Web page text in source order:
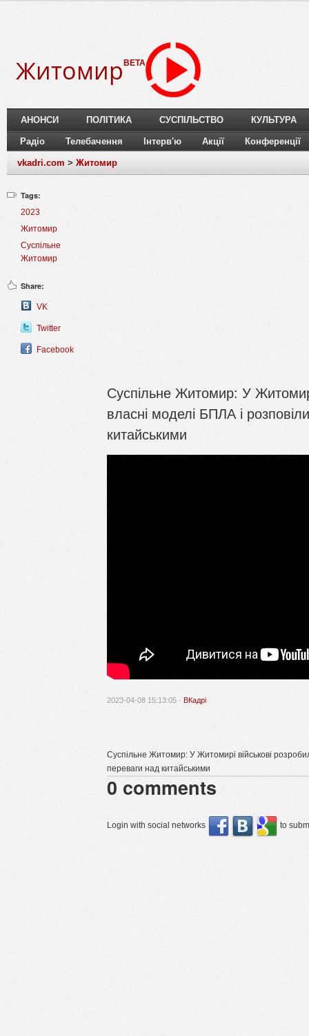
Житомир BETA
АНОНСИ ПОЛІТИКА СУСПІЛЬСТВО КУЛЬТУРА
Радіо Телебачення Інтерв'ю Акції Конференції
vkadri.com > Житомир
Tags:
2023
Житомир
Суспільне
Житомир
Share:
VK
Twitter
Facebook
Суспільне Житомир: У
власні моделі БПЛА і
китайськими
2023-04-08 15:13:05 · ВКадрі
Суспільне Житомир: У Житомирі військові
переваги над китайськими
0 comments
Login with social networks to